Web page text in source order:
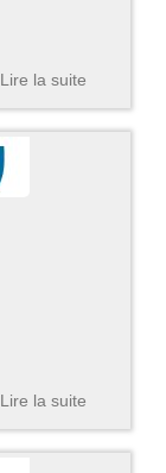
Lire la suite
Lire la suite